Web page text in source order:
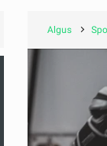
Algus